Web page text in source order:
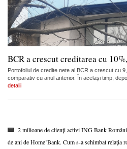
BCR a crescut creditarea cu
Portofoliul de credite nete al BCR a crescut cu
comparativ cu anul anterior. În același timp,
detalii
2 milioane de clienți activi ING Bank
de ani de Home’Bank. Cum s-a schimbat relația